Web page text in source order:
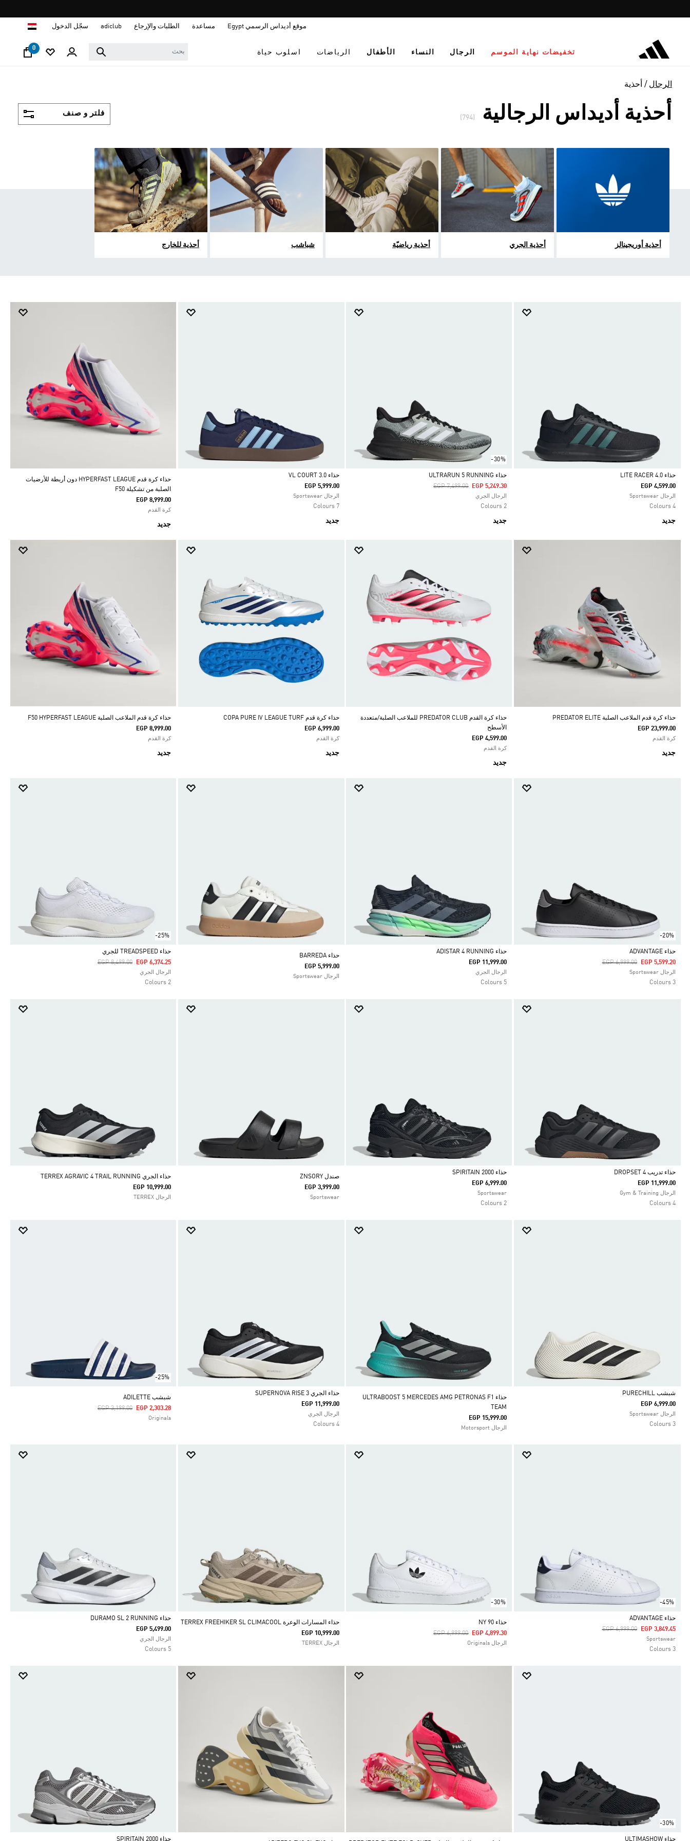
promotion
موقع أديداس الرسمي Egypt مساعدة الطلبات والإرجاع adiclub سجّل الدخول
تخفيضات نهاية الموسم الرجال النساء الأطفال الرياضات اسلوب حياة
0
الرجال أحذية
أحذية أديداس الرجالية (794) فلتر و صنف
أحذية أوريجينالز أحذية الجري أحذية رياضيّة شباشب أحذية للخارج
Selected
حذاء LITE RACER 4.0
EGP 4,599.00
الرجال Sportswear
4 Colours
جديد
-30%
Selected
حذاء ULTRARUN 5 RUNNING
Price Reduced From
EGP 7,499.00ToEGP 5,249.30
الرجال الجري
2 Colours
جديد
Selected
حذاء VL COURT 3.0
EGP 5,999.00
الرجال Sportswear
7 Colours
جديد
حذاء كرة قدم HYPERFAST LEAGUE دون أربطة للأرضيات
الصلبة من تشكيلة F50
EGP 8,999.00
كرة القدم
جديد
حذاء كرة قدم الملاعب الصلبة PREDATOR ELITE
EGP 23,999.00
كرة القدم
جديد
حذاء كرة القدم PREDATOR CLUB للملاعب الصلبة/متعددة
الأسطح
EGP 4,599.00
كرة القدم
جديد
حذاء كرة قدم COPA PURE IV LEAGUE TURF
EGP 6,999.00
كرة القدم
جديد
حذاء كرة قدم الملاعب الصلبة F50 HYPERFAST LEAGUE
EGP 8,999.00
كرة القدم
جديد
-20%
Selected
حذاء ADVANTAGE
Price Reduced From
EGP 6,999.00ToEGP 5,599.20
الرجال Sportswear
3 Colours
Selected
حذاء ADISTAR 4 RUNNING
EGP 11,999.00
الرجال الجري
5 Colours
حذاء BARREDA
EGP 5,999.00
الرجال Sportswear
-25%
Selected
حذاء TREADSPEED للجري
Price Reduced From
EGP 8,499.00ToEGP 6,374.25
الرجال الجري
2 Colours
Selected
حذاء تدريب DROPSET 4
EGP 11,999.00
الرجال Gym & Training
4 Colours
Selected
حذاء SPIRITAIN 2000
EGP 6,999.00
Sportswear
2 Colours
صندل ZNSORY
EGP 3,999.00
Sportswear
حذاء الجري TERREX AGRAVIC 4 TRAIL RUNNING
EGP 10,999.00
الرجال TERREX
Selected
شبشب PURECHILL
EGP 6,999.00
الرجال Sportswear
3 Colours
حذاء ULTRABOOST 5 MERCEDES AMG PETRONAS F1
TEAM
EGP 15,999.00
الرجال Motorsport
Selected
حذاء الجري SUPERNOVA RISE 3
EGP 11,999.00
الرجال الجري
4 Colours
-25%
شبشب ADILETTE
Price Reduced From
EGP 3,199.00ToEGP 2,303.28
Originals
-45%
Selected
حذاء ADVANTAGE
Price Reduced From
EGP 6,999.00ToEGP 3,849.45
Sportswear
3 Colours
-30%
حذاء NY 90
Price Reduced From
EGP 6,999.00ToEGP 4,899.30
الرجال Originals
حذاء المسارات الوعرة TERREX FREEHIKER SL CLIMACOOL
EGP 10,999.00
الرجال TERREX
Selected
حذاء DURAMO SL 2 RUNNING
EGP 5,499.00
الرجال الجري
5 Colours
-30%
حذاء ULTIMASHOW حذاء SPIRITAIN 2000